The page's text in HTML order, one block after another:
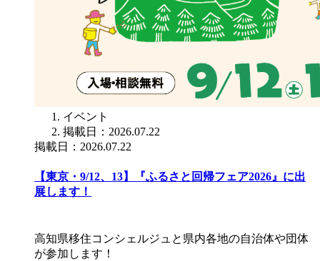
イベント
掲載日：2026.07.22
掲載日：2026.07.22
【東京・9/12、13】『ふるさと回帰フェア2026』に出
展します！
高知県移住コンシェルジュと県内各地の自治体や団体
が参加します！